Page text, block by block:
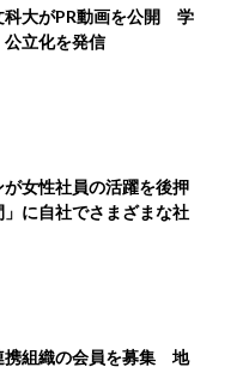
科大がPR動画を公開 学
立化を発信
女性社員の活躍を後押
に自社でさまざまな社
携組織の会員を募集 地